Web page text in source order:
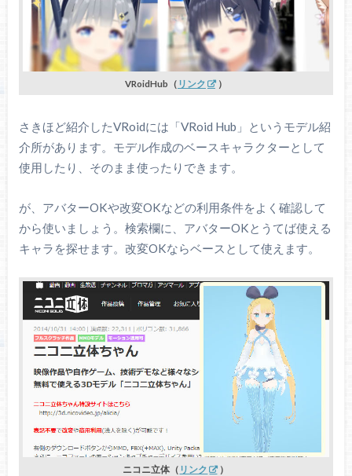
VRoidHub（ リンク ）
さきほど紹介したVRoidには「VRoid Hub」というモデル紹
介所があります。モデル作成のベースキャラクターとして
使用したり、そのまま使ったりできます。
が、アバターOKや改変OKなどの利用条件をよく確認して
から使いましょう。検索欄に、アバターOKとうてば使える
キャラを探せます。改変OKならベースとして使えます。
ニコニ立体（ リンク ）